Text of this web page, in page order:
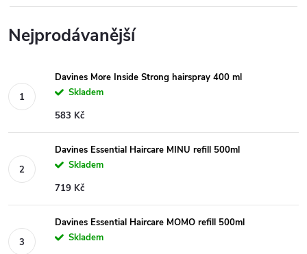
Nejprodávanější
Davines More Inside Strong hairspray 400 ml
Skladem
583 Kč
Davines Essential Haircare MINU refill 500ml
Skladem
719 Kč
Davines Essential Haircare MOMO refill 500ml
Skladem